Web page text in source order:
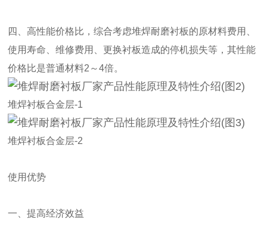
四、高性能价格比，综合考虑堆焊耐磨衬板的原材料费用、
使用寿命、维修费用、更换衬板造成的停机损失等，其性能
价格比是普通材料2～4倍。
堆焊衬板合金层-1
堆焊衬板合金层-2
使用优势
一、提高经济效益